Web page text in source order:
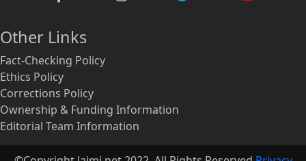
Other Links
Fact-Checking Policy
Ethics Policy
Corrections Policy
Ownership & Funding Information
Editorial Team Information